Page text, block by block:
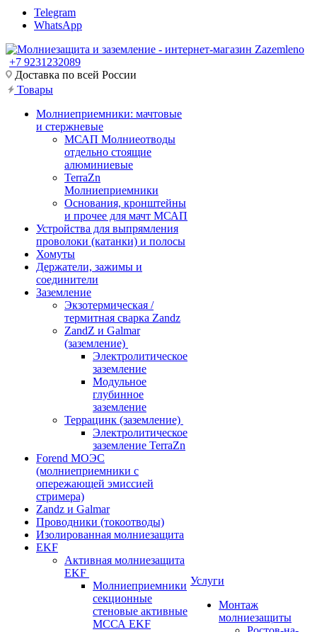
Telegram
WhatsApp
+7 9231232089
Доставка по всей России
Товары
Молниеприемники: мачтовые
и стержневые
МСАП Молниеотводы
отдельно стоящие
алюминиевые
TerraZn
Молниеприемники
Основания, кронштейны
и прочее для мачт МСАП
Устройства для выпрямления
проволоки (катанки) и полосы
Хомуты
Держатели, зажимы и
соединители
Заземление
Экзотермическая /
термитная сварка Zandz
ZandZ и Galmar
(заземление)
Электролитическое
заземление
Модульное
глубинное
заземление
Террацинк (заземление)
Электролитическое
заземление TerraZn
Forend МОЭС
(молниеприемники с
опережающей эмиссией
стримера)
Zandz и Galmar
Проводники (токоотводы)
Изолированная молниезащита
EKF
Активная молниезащита
EKF
Молниеприемники
секционные
стеновые активные
МССА EKF
Услуги
Монтаж
молниезащиты